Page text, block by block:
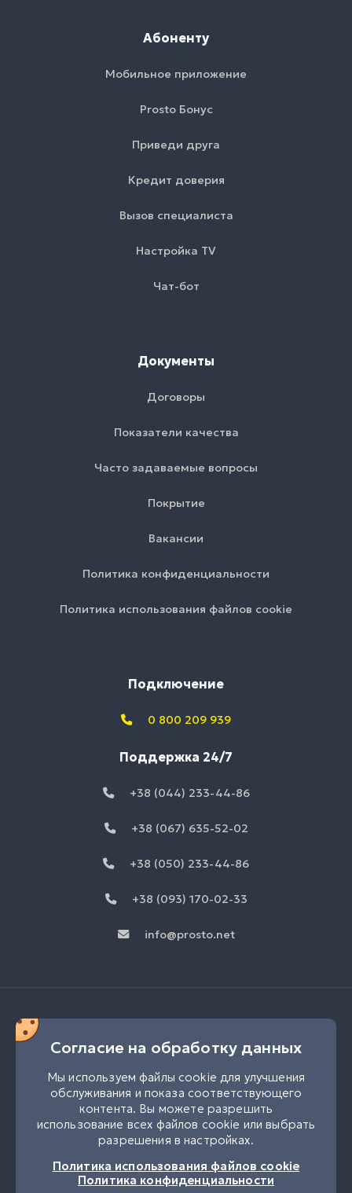
Абоненту
Мобильное приложение
Prosto Бонус
Приведи друга
Кредит доверия
Вызов специалиста
Настройка TV
Чат-бот
Документы
Договоры
Показатели качества
Часто задаваемые вопросы
Покрытие
Вакансии
Политика конфиденциальности
Политика использования файлов cookie
Подключение
0 800 209 939
Поддержка 24/7
+38 (044) 233-44-86
+38 (067) 635-52-02
+38 (050) 233-44-86
+38 (093) 170-02-33
info@prosto.net
UK RU
Согласие на обработку данных
Мы используем файлы cookie для улучшения
обслуживания и показа соответствующего
контента. Вы можете разрешить
использование всех файлов cookie или выбрать
разрешения в настройках.
Политика использования файлов cookie
Политика конфиденциальности